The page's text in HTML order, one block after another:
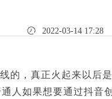
2022-03-14 17:28
的，真正火起来以后
人如果想要通过抖音